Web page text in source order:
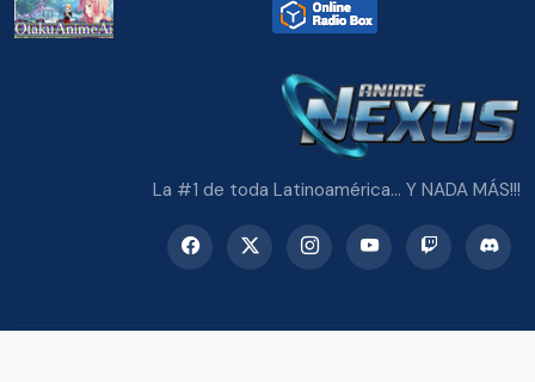
La #1 de toda Latinoamérica... Y NADA MÁS!!!